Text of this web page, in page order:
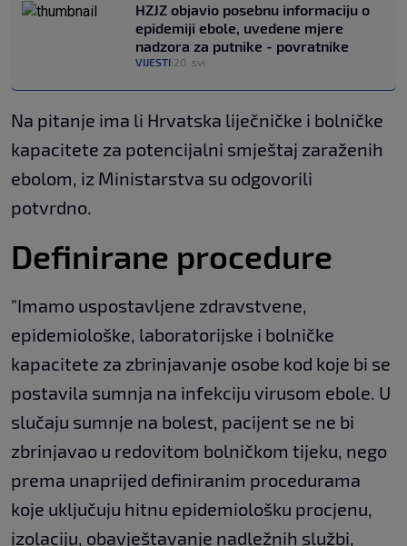
HZJZ objavio posebnu informaciju o
epidemiji ebole, uvedene mjere
nadzora za putnike - povratnike
VIJESTI 20. svi.
Na pitanje ima li Hrvatska liječničke i bolničke
kapacitete za potencijalni smještaj zaraženih
ebolom, iz Ministarstva su odgovorili
potvrdno.
Definirane procedure
"Imamo uspostavljene zdravstvene,
epidemiološke, laboratorijske i bolničke
kapacitete za zbrinjavanje osobe kod koje bi se
postavila sumnja na infekciju virusom ebole. U
slučaju sumnje na bolest, pacijent se ne bi
zbrinjavao u redovitom bolničkom tijeku, nego
prema unaprijed definiranim procedurama
koje uključuju hitnu epidemiološku procjenu,
izolaciju, obavještavanje nadležnih službi,